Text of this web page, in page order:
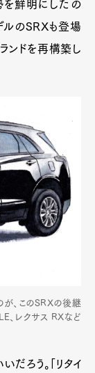
を鮮明にしたの
ルのSRXも登場
ンドを再構築し
が、このSRXの後継
、レクサス RXなど
ろう。「リタイ